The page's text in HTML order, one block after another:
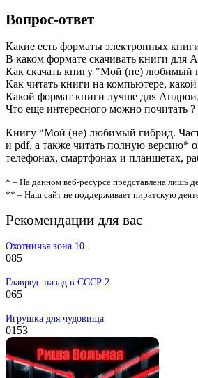
Вопрос-ответ
Какие есть форматы электронных
В каком формате скачивать книги для
Как скачать книгу "Мой (не) любимый
Как читать книги на компьютере,
Какой формат книги лучше для
Что еще интересного можно почитать ?
Книгу “Мой (не) любимый гибрид.
и pdf, а также читать полную версию*
телефонах, смартфонах и планшетах,
* – На данном веб-ресурсе представлена лишь
** – Наш сайт не поддерживает пиратскую
Рекомендации для вас
Охотничья зона 10.
085
Главред: назад в СССР 2
065
Игрушка для чудовища
0153